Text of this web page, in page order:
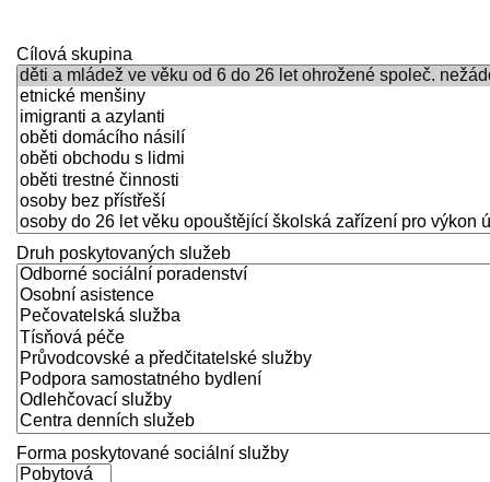
Cílová skupina
Druh poskytovaných služeb
Forma poskytované sociální služby